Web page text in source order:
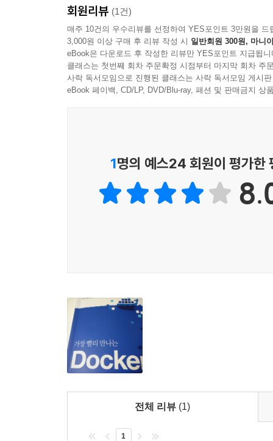
__5.2 cp 명령으로 파일 꺼내기
__5.4 diff 명령으로 컨테이너에서 변경된 파일 확인
__5.5 inspect 명령으로 세부 정보 확인하기
6장 ▶ Docker 좀 더 활용하기
__6.1 Docker 개인 저장소 구축하기
__6.2 Docker 컨테이너 연결하기
__6.4 Docker 데이터 볼륨 사용하기
7장 ▶ Dockerfile 자세히 알아보기
__7.1 .dockerignore
__7.2 FROM
__7.3 MAINTAINER
__7.4 RUN
__7.6 ENTRYPOINT
__7.8 ENV
회원리뷰 (1건)
매주 10건의 우수리뷰를 선정하여 YES포인트 3만원을 드
3,000원 이상 구매 후 리뷰 작성 시 일반회원 300원, 마니
eBook은 다운로드 후 작성한 리뷰만 YES포인트 지급됩니
클래스는 첫번째 회차 주문확정 시점부터 마지막 회차 주
사락 독서모임으로 진행된 클래스는 사락 독서모임 게시
eBook 페이백, CD/LP, DVD/Blu-ray, 패션 및 판매금지 상
1명의 예스24 회원이 평가한
전체 리뷰 (1)
1